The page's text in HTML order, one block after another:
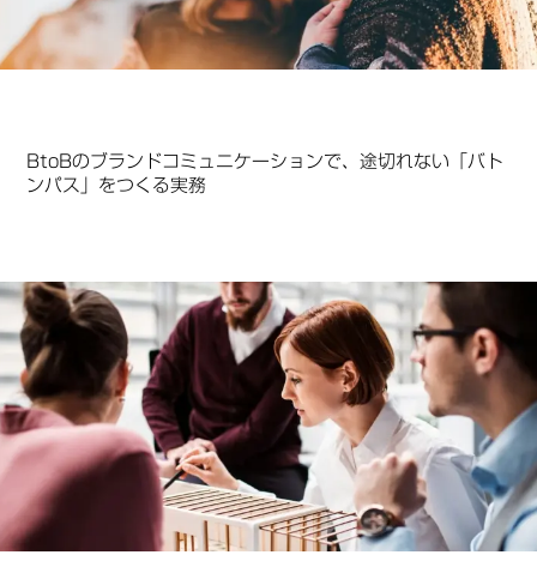
BtoBのブランドコミュニケーションで、途切れない「バト
ンパス」をつくる実務